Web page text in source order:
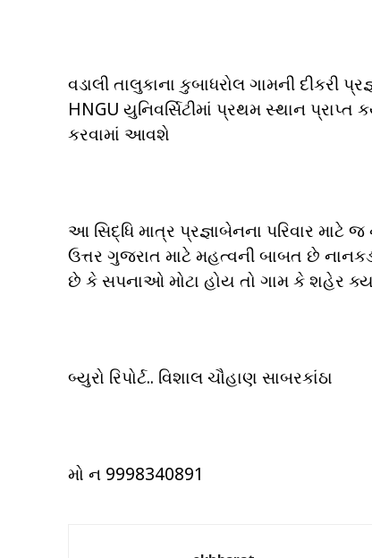
વડાલી તાલુકાના કુબાધરોલ ગામની દીકરી
HNGU યુનિવર્સિટીમાં પ્રથમ સ્થાન
કરવામાં આવશે
આ સિદ્ધિ માત્ર પ્રજ્ઞાબેનના પરિવાર
ઉત્તર ગુજરાત માટે મહત્વની બાબત છે
છે કે સપનાઓ મોટા હોય તો ગામ કે શહેર
બ્યુરો રિપોર્ટ.. વિશાલ ચૌહાણ સાબરકાંઠા
મો ન 9998340891